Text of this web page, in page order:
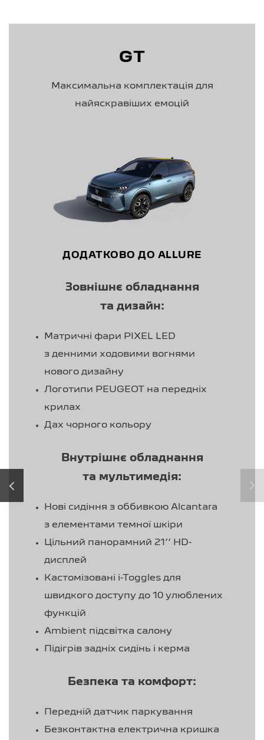
GT
Максимальна комплектація для
найяскравіших емоцій
ДОДАТКОВО ДО ALLURE
Зовнішнє обладнання
та дизайн:
Матричні фари PIXEL LED
з денними ходовими вогнями
нового дизайну
Логотипи PEUGEOT на передніх
крилах
Дах чорного кольору
Внутрішнє обладнання
та мультимедія:
Нові сидіння з оббивкою Alcantara
з елементами темної шкіри
Цільний панорамний 21’’ HD-
дисплей
Кастомізовані i-Toggles для
швидкого доступу до 10 улюблених
функцій
Ambient підсвітка салону
Підігрів задніх сидінь і керма
Безпека та комфорт:
Передній датчик паркування
Безконтактна електрична кришка
‹ ›